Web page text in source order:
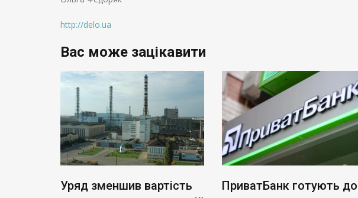
http://delo.ua
Вас може зацікавити
Уряд зменшив вартість
ПриватБанк готують до